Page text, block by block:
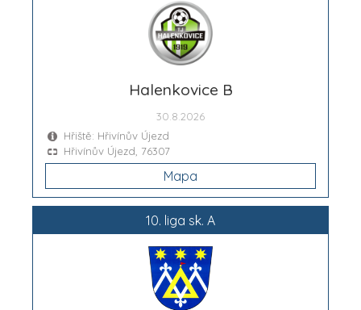
Halenkovice B
30.8.2026
Hřiště: Hřivínův Újezd
Hřivínův Újezd, 76307
Mapa
10. liga sk. A